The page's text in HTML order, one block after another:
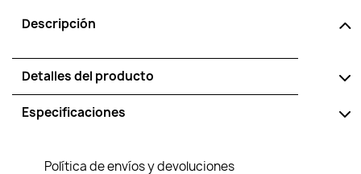
Descripción
Detalles del producto
Especificaciones
Política de envíos y devoluciones